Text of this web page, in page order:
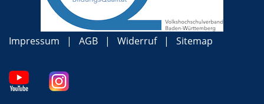
Impressum AGB Widerruf Sitemap